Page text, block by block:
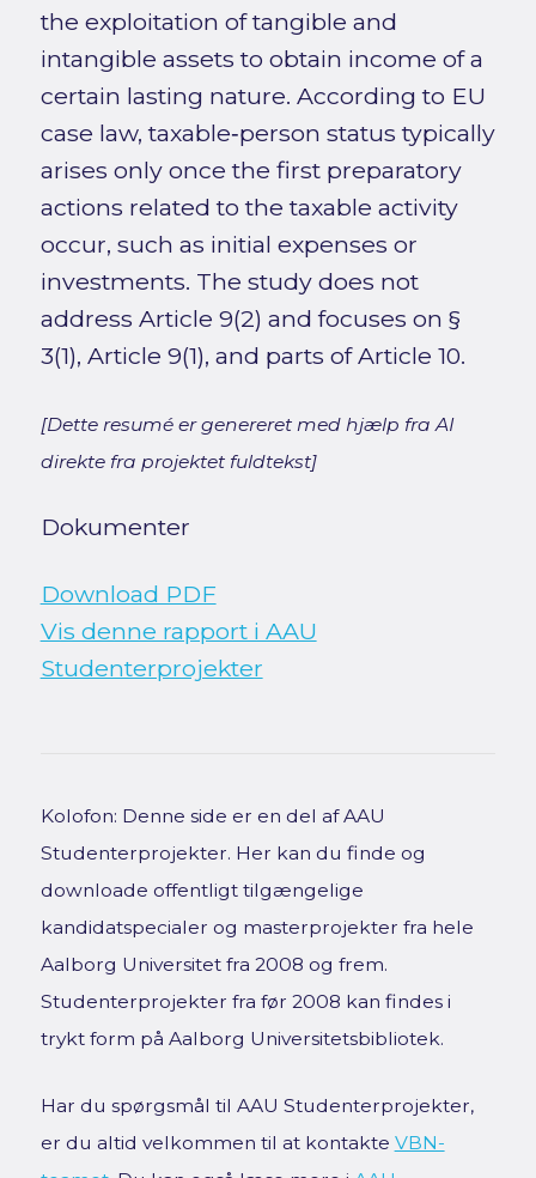
the exploitation of tangible and
intangible assets to obtain income of a
certain lasting nature. According to EU
case law, taxable‑person status typically
arises only once the first preparatory
actions related to the taxable activity
occur, such as initial expenses or
investments. The study does not
address Article 9(2) and focuses on §
3(1), Article 9(1), and parts of Article 10.
[Dette resumé er genereret med hjælp fra AI
direkte fra projektet fuldtekst]
Dokumenter
Download PDF
Vis denne rapport i AAU
Studenterprojekter
Kolofon: Denne side er en del af AAU
Studenterprojekter. Her kan du finde og
downloade offentligt tilgængelige
kandidatspecialer og masterprojekter fra hele
Aalborg Universitet fra 2008 og frem.
Studenterprojekter fra før 2008 kan findes i
trykt form på Aalborg Universitetsbibliotek.
Har du spørgsmål til AAU Studenterprojekter,
er du altid velkommen til at kontakte VBN-